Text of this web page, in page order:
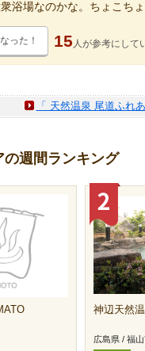
浴場なのかな。ちょこち
った！ 15 人が参考にして
「 天然温泉 尾道ふれ
の週間ランキング
神辺天然
広島県 / 福